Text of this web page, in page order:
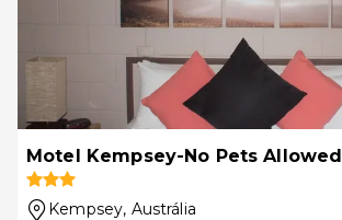
Motel Kempsey-No Pets Allowed
Kempsey, Austrália